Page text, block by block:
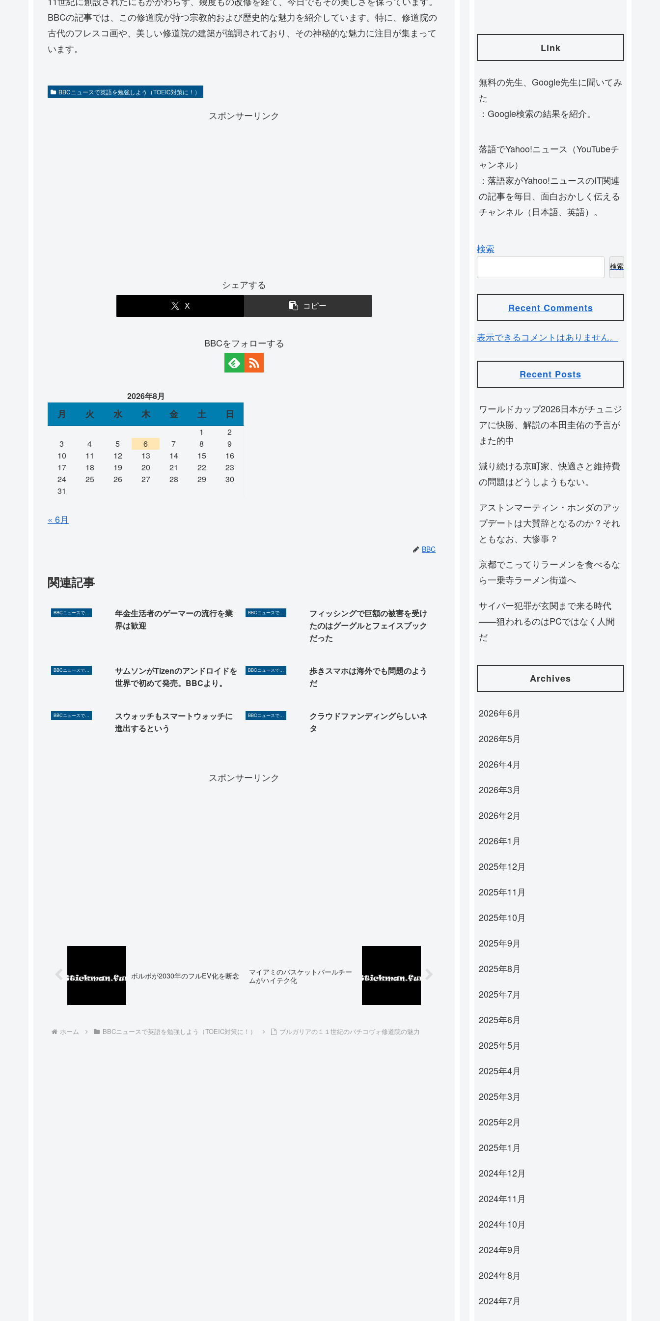
BBCの記事では、この修道院が持つ宗教的および歴史的な魅力を紹介しています。特に、修道院の
古代のフレスコ画や、美しい修道院の建築が強調されており、その神秘的な魅力に注目が集まって
います。
BBCニュースで英語を勉強しよう（TOEIC対策に！）
スポンサーリンク
シェアする
X コピー
BBCをフォローする
2026年8月
月 火 水 木 金 土 日
1
2
3
4 5 6 7 8
9
10
11 12 13 14 15
16
17
18 19 20 21 22
23
24
25 26 27 28 29
30
31
« 6月
BBC
関連記事
BBCニュースで英語を勉強しよう（TOEIC対策に！）
年金生活者のゲーマーの流行を業
界は歓迎
BBCニュースで英語を勉強しよう（TOEIC対策に！）
フィッシングで巨額の被害を受け
たのはグーグルとフェイスブック
だった
BBCニュースで英語を勉強しよう（TOEIC対策に！）
サムソンがTizenのアンドロイドを
世界で初めて発売。BBCより。
BBCニュースで英語を勉強しよう（TOEIC対策に！）
歩きスマホは海外でも問題のよう
だ
BBCニュースで英語を勉強しよう（TOEIC対策に！）
スウォッチもスマートウォッチに
進出するという
BBCニュースで英語を勉強しよう（TOEIC対策に！）
クラウドファンディングらしいネ
タ
スポンサーリンク
ボルボが2030年のフルEV化を断念
マイアミのバスケットバールチー
ムがハイテク化
ホーム BBCニュースで英語を勉強しよう（TOEIC対策に！） ブルガリアの１１世紀のバチコヴォ修道院の魅力
Link
無料の先生、Google先生に聞いてみ
た
：Google検索の結果を紹介。
落語でYahoo!ニュース（YouTubeチ
ャンネル）
：落語家がYahoo!ニュースのIT関連
の記事を毎日、面白おかしく伝える
チャンネル（日本語、英語）。
検索
検索
Recent Comments
表示できるコメントはありません。
Recent Posts
ワールドカップ2026日本がチュニジ
アに快勝、解説の本田圭佑の予言が
また的中
減り続ける京町家、快適さと維持費
の問題はどうしようもない。
アストンマーティン・ホンダのアッ
プデートは大賛辞となるのか？それ
ともなお、大惨事？
京都でこってりラーメンを食べるな
ら一乗寺ラーメン街道へ
サイバー犯罪が玄関まで来る時代
——狙われるのはPCではなく人間
だ
Archives
2026年6月
2026年5月
2026年4月
2026年3月
2026年2月
2026年1月
2025年12月
2025年11月
2025年10月
2025年9月
2025年8月
2025年7月
2025年6月
2025年5月
2025年4月
2025年3月
2025年2月
2025年1月
2024年12月
2024年11月
2024年10月
2024年9月
2024年8月
2024年7月